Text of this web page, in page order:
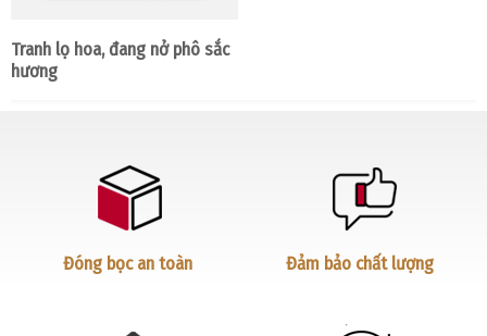
Tranh lọ hoa, đang nở phô sắc
hương
Đóng bọc an toàn Đảm bảo chất lượng